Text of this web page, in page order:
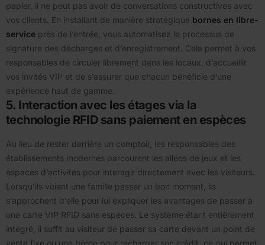
papier, il ne peut pas avoir de conversations constructives avec
vos clients. En installant de manière stratégique bornes en libre-
service près de l’entrée, vous automatisez le processus de
signature des décharges et d’enregistrement. Cela permet à vos
responsables de circuler librement dans les locaux, d’accueillir
vos invités VIP et de s’assurer que chacun bénéficie d’une
expérience haut de gamme.
5. Interaction avec les étages via la
technologie RFID sans paiement en espèces
Au lieu de rester derrière un comptoir, les responsables des
établissements modernes parcourent les allées de jeux et les
espaces d’activités pour interagir directement avec les visiteurs.
Lorsqu’ils voient une famille passer un bon moment, ils
s’approchent d’elle pour lui expliquer les avantages de passer à
une carte VIP RFID sans espèces. Le système étant entièrement
intégré, il suffit au visiteur de passer sa carte devant un point de
vente fixe ou une borne pour recharger son crédit, ce qui permet